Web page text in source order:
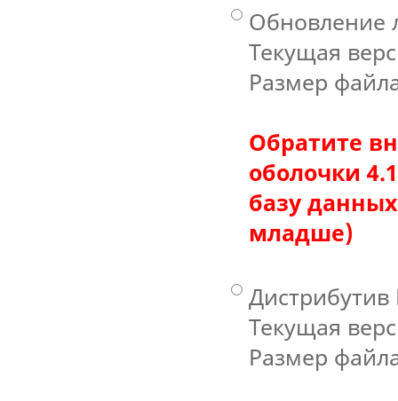
Обновление
Текущая
Размер
Обратите
оболочки
базу
младше)
Дистрибутив
Текущая
Размер